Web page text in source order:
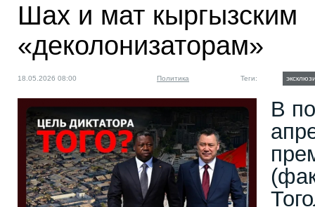
Шах и мат кыргызским
«деколонизаторам»
18.05.2026 08:00 Политика Теги:
В